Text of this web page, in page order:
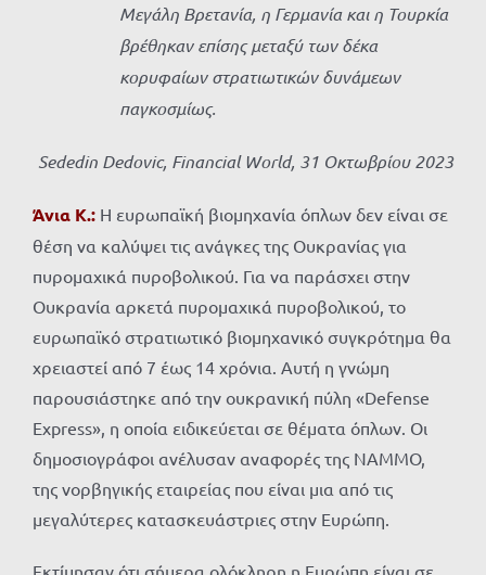
Μεγάλη Βρετανία, η Γερμανία και η Τουρκία
βρέθηκαν επίσης μεταξύ των δέκα
κορυφαίων στρατιωτικών δυνάμεων
παγκοσμίως.
Sededin Dedovic, Financial World, 31 Οκτωβρίου2023
Άνια Κ.: Η ευρωπαϊκή βιομηχανία όπλων δεν είναι σε
θέση να καλύψει τις ανάγκες της Ουκρανίας για
πυρομαχικά πυροβολικού. Για να παράσχει στην
Ουκρανία αρκετά πυρομαχικά πυροβολικού, το
ευρωπαϊκό στρατιωτικό βιομηχανικό συγκρότημα θα
χρειαστεί από 7 έως 14 χρόνια. Αυτή η γνώμη
παρουσιάστηκε από την ουκρανική πύλη «Defense
Express», η οποία ειδικεύεται σε θέματα όπλων. Οι
δημοσιογράφοι ανέλυσαν αναφορές της NAMMO,
της νορβηγικής εταιρείας που είναι μια από τις
μεγαλύτερες κατασκευάστριες στην Ευρώπη.
Εκτίμησαν ότι σήμερα ολόκληρη η Ευρώπη είναι σε